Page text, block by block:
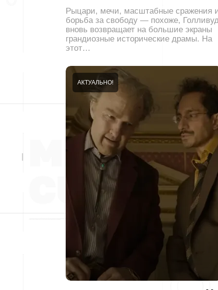
Рыцари, мечи, масштабные сражения
борьба за свободу — похоже,
вновь возвращает на большие экраны
грандиозные исторические драмы. На
этот…
АКТУАЛЬНО!